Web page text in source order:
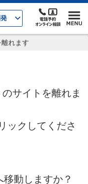
れます
サイトを離れま
ックしてくださ
移動しますか？